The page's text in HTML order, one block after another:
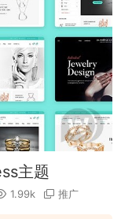
主题
1.99k 推广